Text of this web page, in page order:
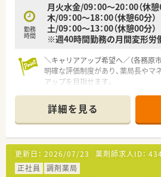
勤務
時間
月火水金/09：00～20：00（休憩
木/09：00～18：00（休憩60分）
土/09：00～13：00（休憩00分）
※週40時間勤務の月間変形労
＼キャリアアップ希望へ／（各務原
明確な評価制度があり、薬局長やマ
アップを目指せます。
【店舗情報と応需状況について】
■六軒駅または蘇原駅から徒歩15分
勤しやすい立地の調剤薬局でござい
■皮膚科メインの処方箋を1日あた
り、専門的な知識を深めることがで
■常時2名から3名の薬剤師と医療事
ながら業務を進められる体制が整っ
詳細を見る
更新日： 2026/07/23 薬剤師求人ID：
正社員
調剤薬局